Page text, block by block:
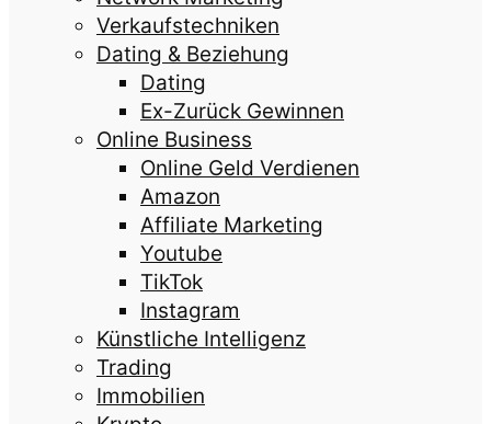
Verkaufstechniken
Dating & Beziehung
Dating
Ex-Zurück Gewinnen
Online Business
Online Geld Verdienen
Amazon
Affiliate Marketing
Youtube
TikTok
Instagram
Künstliche Intelligenz
Trading
Immobilien